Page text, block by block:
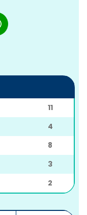
11
4
8
3
2